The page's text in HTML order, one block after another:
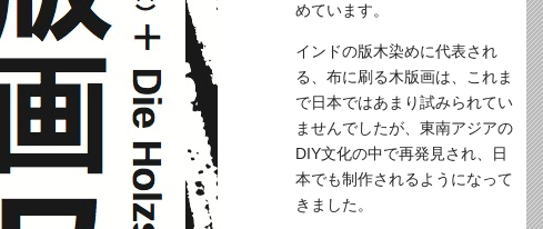
めています。
インドの版木染めに代表され
る、布に刷る木版画は、これま
で日本ではあまり試みられてい
ませんでしたが、東南アジアの
DIY文化の中で再発見され、日
本でも制作されるようになって
きました。